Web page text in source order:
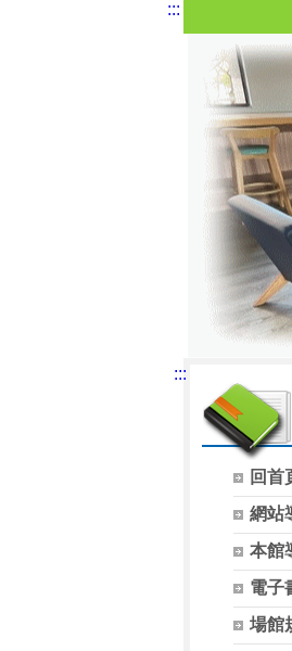
:::
:::
回首
網站
本館
電子
場館